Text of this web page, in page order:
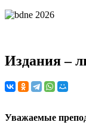
Издания –
Уважаемые